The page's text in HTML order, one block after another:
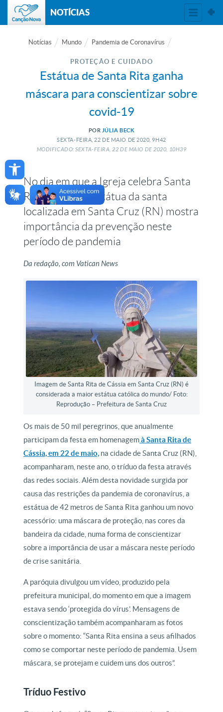
Open toolbar
NOTÍCIAS
Notícias Mundo Pandemia de Coronavírus
PROTEÇÃO E CUIDADO
Estátua de Santa Rita ganha
máscara para conscientizar sobre
covid-19
POR JÚLIA BECK
SEXTA-FEIRA, 22 DE MAIO DE 2020, 9H42
MODIFICADO: SEXTA-FEIRA, 22 DE MAIO DE2020, 10H39
No dia em que a Igreja celebra Santa
Rita de Cássia, estátua da santa
localizada em Santa Cruz (RN) mostra
importância da prevenção neste
período de pandemia
Da redação, com Vatican News
Imagem de Santa Rita de Cássia em Santa Cruz (RN) é
considerada a maior estátua católica do mundo/ Foto:
Reprodução – Prefeitura de Santa Cruz
Os mais de 50 mil peregrinos, que anualmente
participam da festa em homenagemà Santa Rita de
Cássia, em 22 de maio, na cidade de Santa Cruz (RN),
acompanharam, neste ano, o tríduo da festa através
das redes sociais. Além desta novidade surgida por
causa das restrições da pandemia de coronavírus, a
estátua de 42 metros de Santa Rita ganhou um novo
acessório: uma máscara de proteção, nas cores da
bandeira da cidade, numa forma de conscientizar
sobre a importância de usar a máscara neste período
de crise sanitária.
A paróquia divulgou um vídeo, produzido pela
prefeitura municipal, do momento em que a imagem
estava sendo ‘protegida do vírus’. Mensagens de
conscientização também acompanharam as fotos
sobre o momento: “Santa Rita ensina a seus afilhados
como se comportar neste período de pandemia. Usem
máscara, se protejam e cuidem uns dos outros”.
Tríduo Festivo